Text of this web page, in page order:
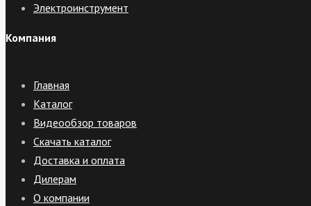
Электроинструмент
Компания
Главная
Каталог
Видеообзор товаров
Скачать каталог
Доставка и оплата
Дилерам
О компании